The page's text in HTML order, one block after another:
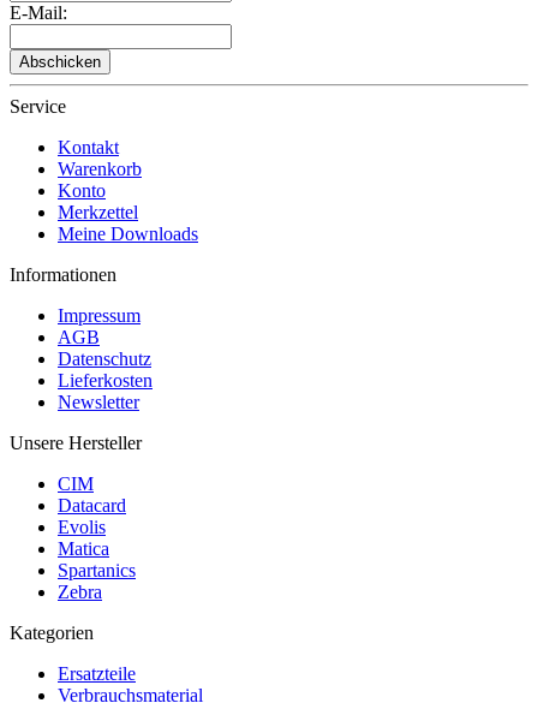
E-Mail:
Abschicken
Service
Kontakt
Warenkorb
Konto
Merkzettel
Meine Downloads
Informationen
Impressum
AGB
Datenschutz
Lieferkosten
Newsletter
Unsere Hersteller
CIM
Datacard
Evolis
Matica
Spartanics
Zebra
Kategorien
Ersatzteile
Verbrauchsmaterial